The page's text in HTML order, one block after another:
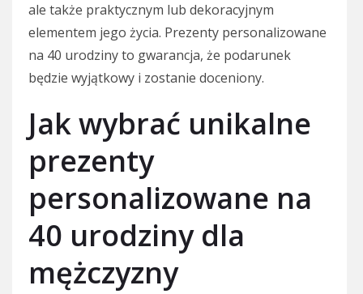
ale także praktycznym lub dekoracyjnym
elementem jego życia. Prezenty personalizowane
na 40 urodziny to gwarancja, że podarunek
będzie wyjątkowy i zostanie doceniony.
Jak wybrać unikalne
prezenty
personalizowane na
40 urodziny dla
mężczyzny